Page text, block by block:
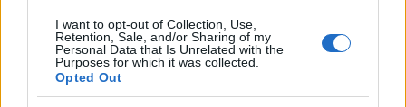
I want to opt-out of Collection, Use,
Retention, Sale, and/or Sharing of my
Personal Data that Is Unrelated with the
Purposes for which it was collected.
Opted Out
Sangue, musica e solidarietà con Avis Olbia al
Delta Center